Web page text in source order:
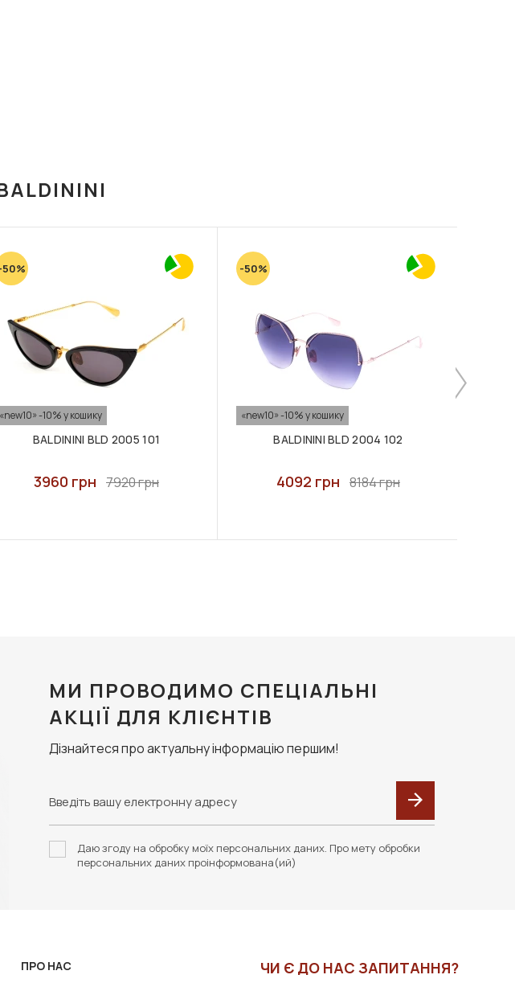
«new10» -10% у кошику
BALDININI BLD 2005 101
3960 грн 7920 грн
-50%
«new10» -10% у кошику
BALDININI BLD 2004 102
4092 грн 8184 грн
МИ ПРОВОДИМО СПЕЦІАЛЬНІ
АКЦІЇ ДЛЯ КЛІЄНТІВ
Дізнайтеся про актуальну інформацію першим!
Даю згоду на обробку моїх персональних даних. Про мету обробки
персональних даних проінформована(ий)
ПРО НАС ЧИ Є ДО НАС ЗАПИТАННЯ?